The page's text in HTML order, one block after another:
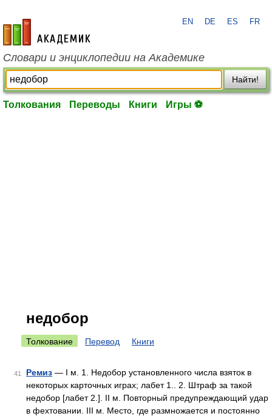
academic.ru
EN DE ES FR
Словари и энциклопедии на Академике
Найти!
Толкования Переводы Книги Игры ⚽
недобор
Толкование Перевод Книги
41 Ремиз — I м. 1. Недобор установленного числа взяток в
некоторых карточных играх; лабет 1.. 2. Штраф за такой
недобор [лабет 2.]. II м. Повторный предупреждающий удар
в фехтовании. III м. Место, где размножается и постоянно